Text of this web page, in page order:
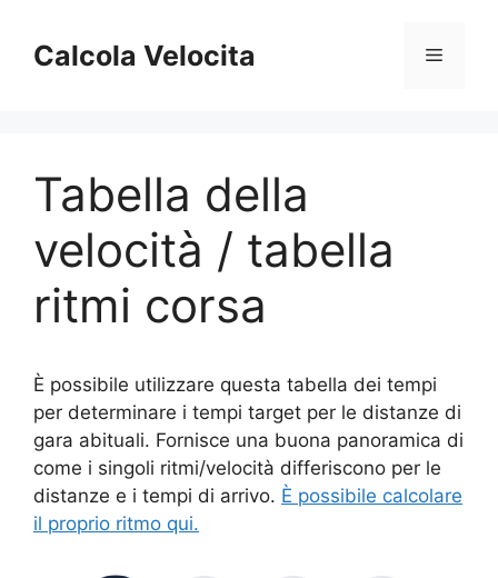
contenuto
Calcola Velocita Menu
Tabella della
velocità / tabella
ritmi corsa
È possibile utilizzare questa tabella dei tempi
per determinare i tempi target per le distanze di
gara abituali. Fornisce una buona panoramica di
come i singoli ritmi/velocità differiscono per le
distanze e i tempi di arrivo. È possibile calcolare
il proprio ritmo qui.